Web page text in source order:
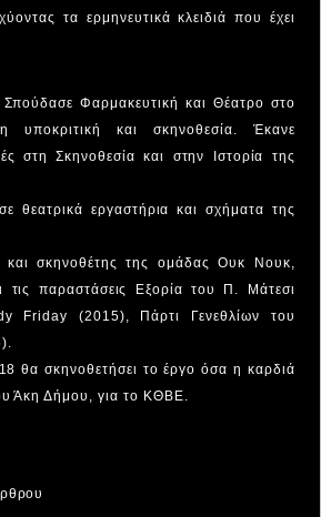
τα ερμηνευτικά κλειδιά που έχει
Φαρμακευτική και Θέατρο στο
υποκριτική και σκηνοθεσία. Έκανε
στη Σκηνοθεσία και στην Ιστορία της
θεατρικά εργαστήρια και σχήματα της
και σκηνοθέτης της ομάδας Ουκ Νουκ,
τις παραστάσεις Εξορία του Π. Μάτεσι
Friday (2015), Πάρτι Γενεθλίων του
θα σκηνοθετήσει το έργο όσα η καρδιά
Άκη Δήμου, για το ΚΘΒΕ.